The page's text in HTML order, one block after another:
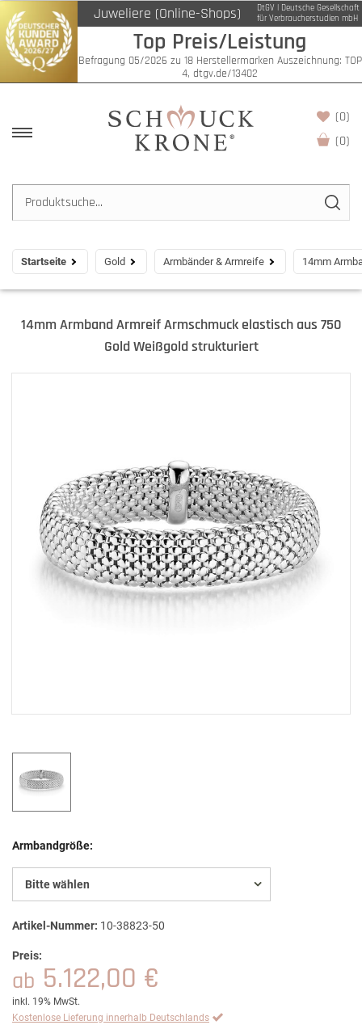
Juweliere (Online-Shops)
DtGV | Deutsche Gesellschaft
für Verbraucherstudien mbH
Top Preis/Leistung
Befragung 05/2026 zu 18 Herstellermarken Auszeichnung: TOP
4, dtgv.de/13402
(0)
(0)
Startseite Gold Armbänder & Armreife 14mm
14mm Armband Armreif Armschmuck elastisch aus 750
Gold Weißgold strukturiert
Armbandgröße:
Bitte wählen
Artikel-Nummer: 10-38823-50
Preis:
ab 5.122,00 €
inkl. 19% MwSt.
Kostenlose Lieferung innerhalb Deutschlands